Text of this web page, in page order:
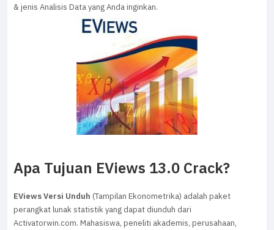
& jenis Analisis Data yang Anda inginkan.
Apa Tujuan EViews 13.0 Crack?
EViews Versi Unduh (Tampilan Ekonometrika) adalah paket
perangkat lunak statistik yang dapat diunduh dari
Activatorwin.com. Mahasiswa, peneliti akademis, perusahaan,